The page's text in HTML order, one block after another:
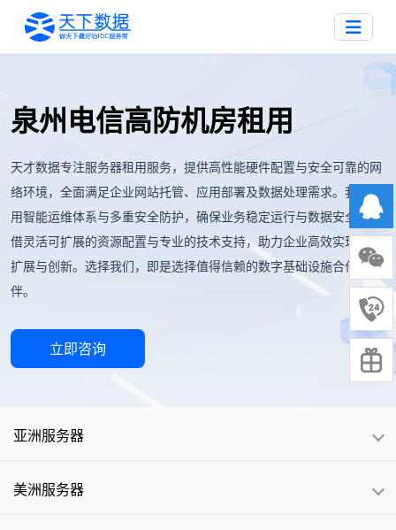
泉州电信高防机房租用
天才数据专注服务器租用服务，提供高性能硬件配置与安全可靠的网
络环境，全面满足企业网站托管、应用部署及数据处理需求。我们采
用智能运维体系与多重安全防护，确保业务稳定运行与数据安全。凭
借灵活可扩展的资源配置与专业的技术支持，助力企业高效实现业务
扩展与创新。选择我们，即是选择值得信赖的数字基础设施合作伙
伴。
立即咨询
亚洲服务器
美洲服务器